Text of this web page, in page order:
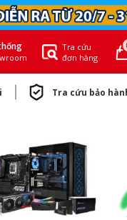
Tra cứu
đơn hàng
Tra cứu bảo